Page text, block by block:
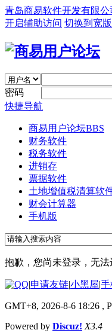
青岛商易软件开发有限公
开启辅助访问 切换到宽版
密码
快捷导航
商易用户论坛BBS
财务软件
税务软件
进销存
票据软件
土地增值税清算软
财会计算器
手机版
抱歉，您尚未登录，无
|申请友链|小黑屋|手
GMT+8, 2026-8-6 18:26 ,
Powered by Discuz! X3.4